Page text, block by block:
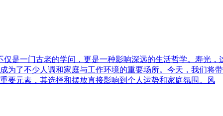
是一门古老的学问，更是一种影响深远的生活哲学。寿光
为了不少人调和家庭与工作环境的重要场所。今天，我们将
要元素，其选择和摆放直接影响到个人运势和家庭氛围。风